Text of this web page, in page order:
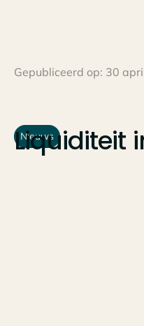
Gepubliceerd op: 30
Liquiditeit
Nieuws